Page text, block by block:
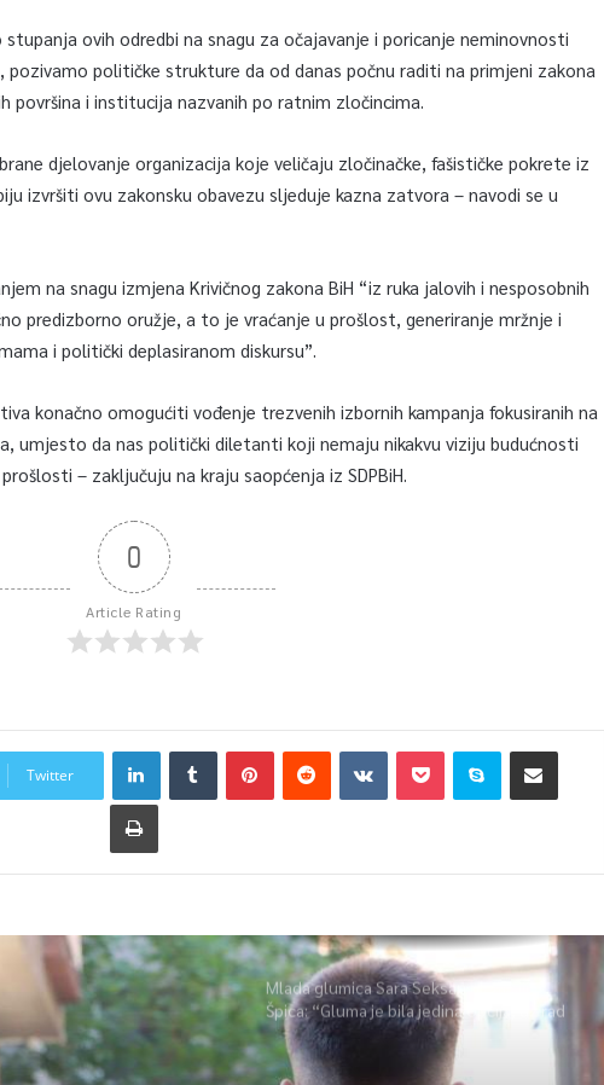
ovih odredbi na snagu za očajavanje i poricanje neminovnosti
političke strukture da od danas počnu raditi na primjeni zakona
površina i institucija nazvanih po ratnim zločincima.
djelovanje organizacija koje veličaju zločinačke, fašističke pokrete iz
izvršiti ovu zakonsku obavezu sljeduje kazna zatvora – navodi se u
na snagu izmjena Krivičnog zakona BiH “iz ruka jalovih i nesposobnih
predizborno oružje, a to je vraćanje u prošlost, generiranje mržnje i
i politički deplasiranom diskursu”.
konačno omogućiti vođenje trezvenih izbornih kampanja fokusiranih na
umjesto da nas politički diletanti koji nemaju nikakvu viziju budućnosti
– zaključuju na kraju saopćenja iz SDPBiH.
0
Article Rating
Twitter
Mlada glumica Sara Seksan u emisiji
Špica: “Gluma je bila jedina opcija, uz rad
i disciplinu sve je moguće”